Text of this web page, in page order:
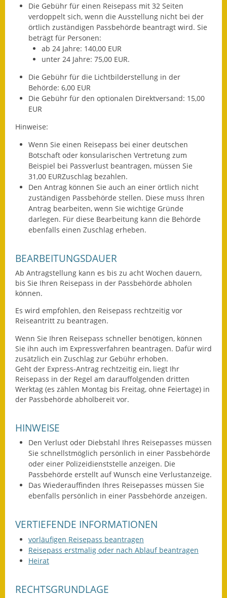
Die Gebühr für einen Reisepass mit 32 Seiten
verdoppelt sich, wenn die Ausstellung nicht bei der
örtlich zuständigen Passbehörde beantragt wird. Sie
beträgt für Personen:
ab 24 Jahre: 140,00 EUR
unter 24 Jahre: 75,00 EUR.
Die Gebühr für die Lichtbilderstellung in der
Behörde: 6,00 EUR
Die Gebühr für den optionalen Direktversand: 15,00
EUR
Hinweise:
Wenn Sie einen Reisepass bei einer deutschen
Botschaft oder konsularischen Vertretung zum
Beispiel bei Passverlust beantragen, müssen Sie
31,00 EURZuschlag bezahlen.
Den Antrag können Sie auch an einer örtlich nicht
zuständigen Passbehörde stellen. Diese muss Ihren
Antrag bearbeiten, wenn Sie wichtige Gründe
darlegen. Für diese Bearbeitung kann die Behörde
ebenfalls einen Zuschlag erheben.
BEARBEITUNGSDAUER
Ab Antragstellung kann es bis zu acht Wochen dauern,
bis Sie Ihren Reisepass in der Passbehörde abholen
können.
Es wird empfohlen, den Reisepass rechtzeitig vor
Reiseantritt zu beantragen.
Wenn Sie Ihren Reisepass schneller benötigen, können
Sie ihn auch im Expressverfahren beantragen. Dafür wird
zusätzlich ein Zuschlag zur Gebühr erhoben.
Geht der Express-Antrag rechtzeitig ein, liegt Ihr
Reisepass in der Regel am darauffolgenden dritten
Werktag (es zählen Montag bis Freitag, ohne Feiertage) in
der Passbehörde abholbereit vor.
HINWEISE
Den Verlust oder Diebstahl Ihres Reisepasses müssen
Sie schnellstmöglich persönlich in einer Passbehörde
oder einer Polizeidienststelle anzeigen. Die
Passbehörde erstellt auf Wunsch eine Verlustanzeige.
Das Wiederauffinden Ihres Reisepasses müssen Sie
ebenfalls persönlich in einer Passbehörde anzeigen.
VERTIEFENDE INFORMATIONEN
vorläufigen Reisepass beantragen
Reisepass erstmalig oder nach Ablauf beantragen
Heirat
RECHTSGRUNDLAGE